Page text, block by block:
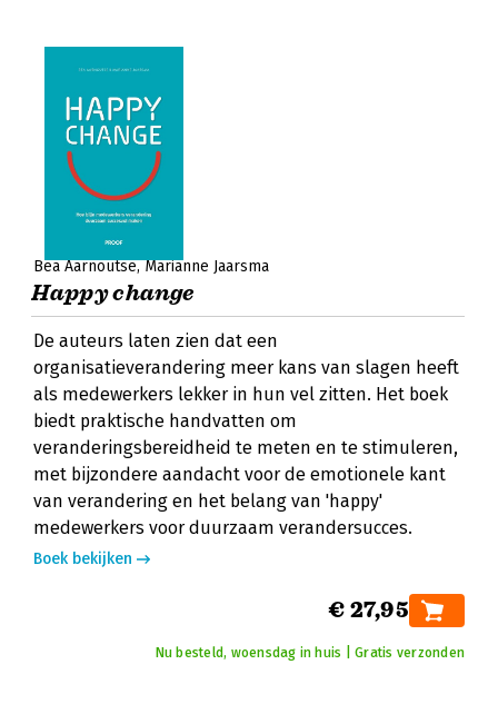
Bea Aarnoutse Marianne Jaarsma
Happy change
De auteurs laten zien dat een
organisatieverandering meer kans van slagen heeft
als medewerkers lekker in hun vel zitten. Het boek
biedt praktische handvatten om
veranderingsbereidheid te meten en te stimuleren,
met bijzondere aandacht voor de emotionele kant
van verandering en het belang van 'happy'
medewerkers voor duurzaam verandersucces.
Boek bekijken
€ 27,95
Nu besteld, woensdag in huis | Gratis verzonden